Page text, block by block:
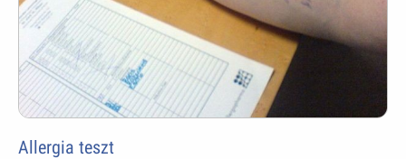
Allergia teszt